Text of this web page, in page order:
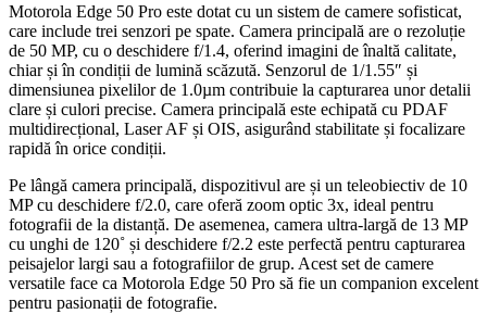
Motorola Edge 50 Pro este dotat cu un sistem de camere sofisticat,
care include trei senzori pe spate. Camera principală are o rezoluție
de 50 MP, cu o deschidere f/1.4, oferind imagini de înaltă calitate,
chiar și în condiții de lumină scăzută. Senzorul de 1/1.55″ și
dimensiunea pixelilor de 1.0µm contribuie la capturarea unor detalii
clare și culori precise. Camera principală este echipată cu PDAF
multidirecțional, Laser AF și OIS, asigurând stabilitate și focalizare
rapidă în orice condiții.
Pe lângă camera principală, dispozitivul are și un teleobiectiv de 10
MP cu deschidere f/2.0, care oferă zoom optic 3x, ideal pentru
fotografii de la distanță. De asemenea, camera ultra-largă de 13 MP
cu unghi de 120˚ și deschidere f/2.2 este perfectă pentru capturarea
peisajelor largi sau a fotografiilor de grup. Acest set de camere
versatile face ca Motorola Edge 50 Pro să fie un companion excelent
pentru pasionații de fotografie.